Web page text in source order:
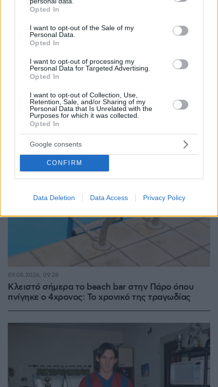
grant or deny consent to Google and its third-party tags to
use your data for below specified purposes in below Google
consent section.
Opted In
I want to opt-out of the Sale of my
Personal Data.
Opted In
I want to opt-out of processing my
Personal Data for Targeted Advertising.
Opted In
I want to opt-out of Collection, Use,
Retention, Sale, and/or Sharing of my
Personal Data that Is Unrelated with the
Purposes for which it was collected.
Opted In
Google consents
CONFIRM
Data Deletion Data Access Privacy Policy
τέσσερις φοιτητές δολοφονήθηκαν μέσα σε λίγα
λεπτά
09.08.2026, 08:33
Κλειστό σήμερα το beach bar στην Πάρο όπου
πνίγηκε ο 4χρονος: Το χρονικό της τραγωδίας
09.08.2026, 09:28